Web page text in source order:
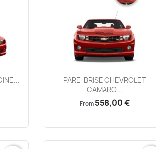
Aperçu rapide
PARE-BRISE CHEVROLET
CAMARO...
From 558,00 €